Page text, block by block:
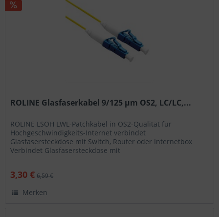
ROLINE Glasfaserkabel 9/125 µm OS2, LC/LC,...
ROLINE LSOH LWL-Patchkabel in OS2-Qualität für
Hochgeschwindigkeits-Internet verbindet
Glasfasersteckdose mit Switch, Router oder Internetbox
Verbindet Glasfasersteckdose mit
3,30 € 6,59 €
Merken